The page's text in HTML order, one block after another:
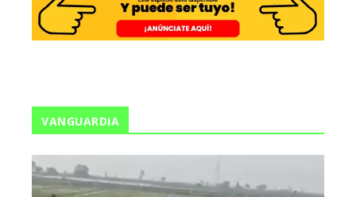
VANGUARDIA